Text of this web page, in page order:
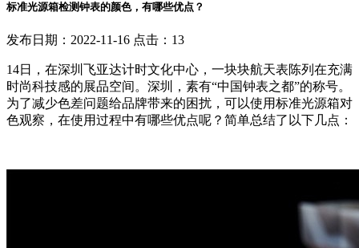
标准光源箱检测钟表的颜色，有哪些优点？
发布日期：2022-11-16 点击：13
14日，在深圳飞亚达计时文化中心，一块块航天表陈列在充满
时尚科技感的展品空间。深圳，素有“中国钟表之都”的称号。
为了减少色差问题给品牌带来的困扰，可以使用标准光源箱对
色观察，在使用过程中有哪些优点呢？简单总结了以下几点：